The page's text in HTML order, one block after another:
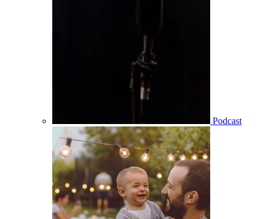
Podcast